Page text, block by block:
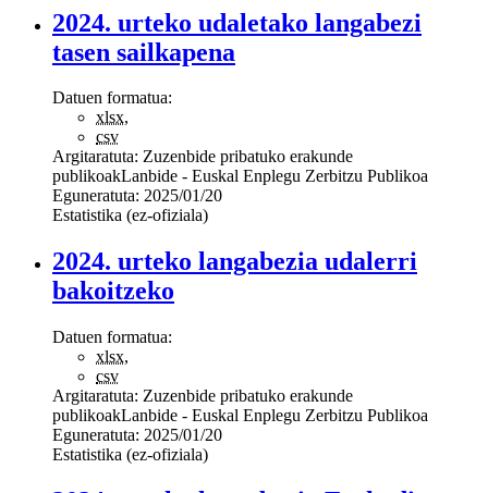
2024. urteko udaletako langabezi
tasen sailkapena
Datuen formatua:
xlsx,
csv
Argitaratuta: Zuzenbide pribatuko erakunde
publikoakLanbide - Euskal Enplegu Zerbitzu Publikoa
Eguneratuta: 2025/01/20
Estatistika (ez-ofiziala)
2024. urteko langabezia udalerri
bakoitzeko
Datuen formatua:
xlsx,
csv
Argitaratuta: Zuzenbide pribatuko erakunde
publikoakLanbide - Euskal Enplegu Zerbitzu Publikoa
Eguneratuta: 2025/01/20
Estatistika (ez-ofiziala)